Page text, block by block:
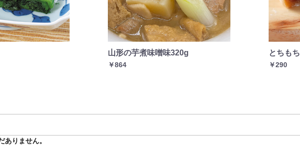
山形の芋煮味噌味320g
￥864
とちもち
￥290
ありません。